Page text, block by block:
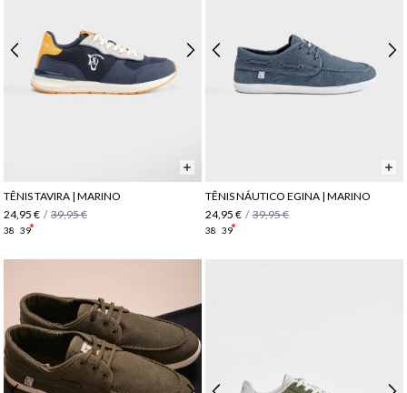
TÊNIS TAVIRA | MARINO
24,95 € / 39,95 €
38 39
TÊNIS NÁUTICO EGINA | MARINO
24,95 € / 39,95 €
38 39